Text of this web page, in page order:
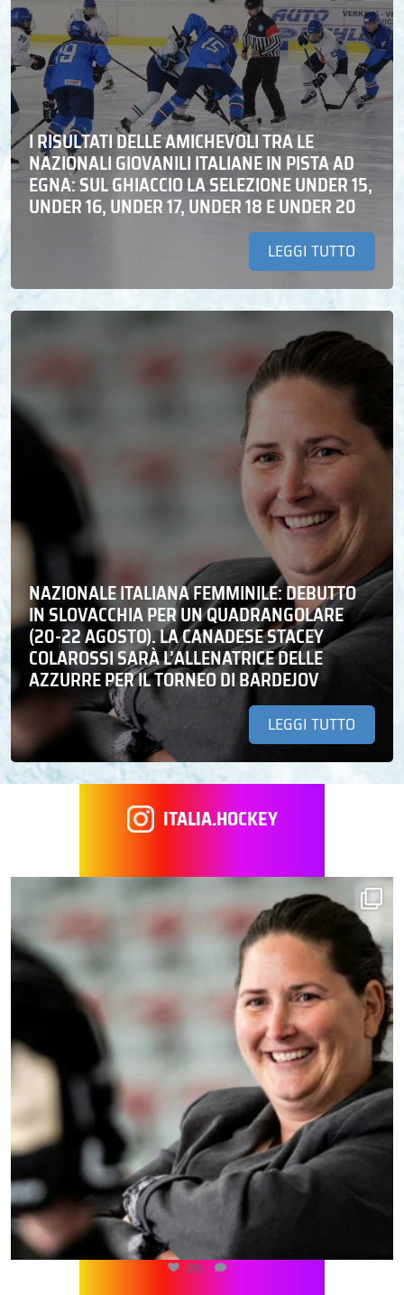
I RISULTATI DELLE AMICHEVOLI TRA LE
NAZIONALI GIOVANILI ITALIANE IN PISTA AD
EGNA: SUL GHIACCIO LA SELEZIONE UNDER 15,
UNDER 16, UNDER 17, UNDER 18 E UNDER 20
LEGGI TUTTO
NAZIONALE ITALIANA FEMMINILE: DEBUTTO
IN SLOVACCHIA PER UN QUADRANGOLARE
(20-22 AGOSTO). LA CANADESE STACEY
COLAROSSI SARÀ L’ALLENATRICE DELLE
AZZURRE PER IL TORNEO DI BARDEJOV
LEGGI TUTTO
ITALIA.HOCKEY
216 1